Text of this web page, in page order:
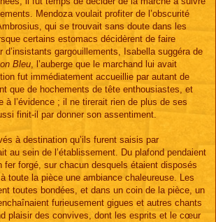
Mendoza voulait profiter de l’obscurité
qui se trouvait sans doute dans les
certains estomacs décidèrent de faire
d’insistants gargouillements, Isabella suggéra de
Bleu, l’auberge que le marchand lui avait
fut immédiatement accueillie par autant de
que de hochements de tête enthousiastes, et
à l’évidence ; il ne tirerait rien de plus de ses
finit-il par donner son assentiment.
à destination qu’ils furent saisis par
au sein de l’établissement. Du plafond pendaient
fer forgé, sur chacun desquels étaient disposés
toute la pièce une ambiance chaleureuse. Les
toutes bondées, et dans un coin de la pièce, un
furieusement gigues et autres chants
plaisir des convives, dont les esprits et le cœur